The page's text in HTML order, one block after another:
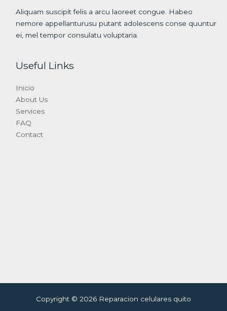
Aliquam suscipit felis a arcu laoreet congue. Habeo
nemore appellanturusu putant adolescens conse quuntur
ei, mel tempor consulatu voluptaria.
Useful Links
Inicio
About Us
Services
FAQ
Contact
Copyright © 2026 Reparacion celulares quito